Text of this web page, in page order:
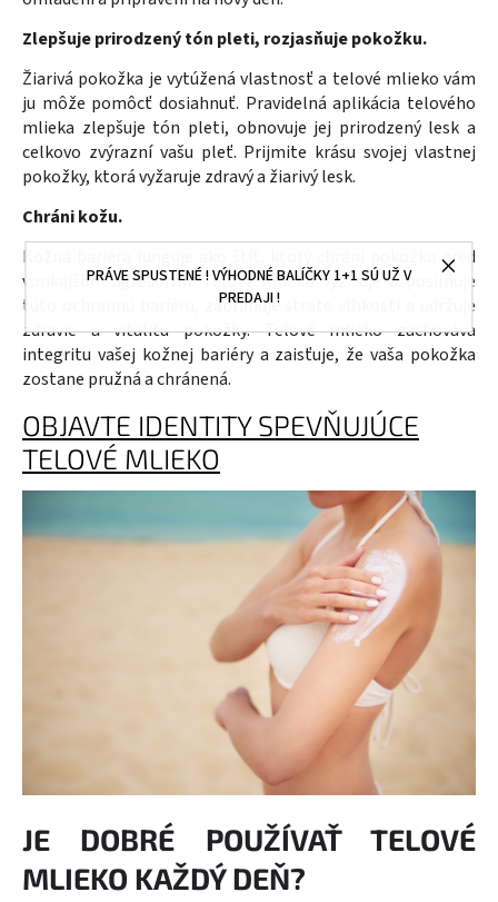
PRÁVE SPUSTENÉ ! VÝHODNÉ BALÍČKY 1+1 SÚ UŽ V
PREDAJI !
Zlepšuje prirodzený tón pleti, rozjasňuje pokožku.
Žiarivá pokožka je vytúžená vlastnosť a telové mlieko vám
ju môže pomôcť dosiahnuť. Pravidelná aplikácia telového
mlieka zlepšuje tón pleti, obnovuje jej prirodzený lesk a
celkovo zvýrazní vašu pleť. Prijmite krásu svojej vlastnej
pokožky, ktorá vyžaruje zdravý a žiarivý lesk.
Chráni kožu.
Kožná bariéra funguje ako štít, ktorý chráni pokožku pred
vonkajšími agresormi. Telové mlieko vyživuje a posilňuje
túto ochrannú bariéru, zabraňuje strate vlhkosti a udržuje
zdravie a vitalitu pokožky. Telové mlieko zachováva
integritu vašej kožnej bariéry a zaisťuje, že vaša pokožka
zostane pružná a chránená.
OBJAVTE IDENTITY SPEVŇUJÚCE
TELOVÉ MLIEKO
JE DOBRÉ POUŽÍVAŤ TELOVÉ
MLIEKO KAŽDÝ DEŇ?